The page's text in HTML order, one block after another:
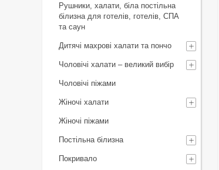
Рушники, халати, біла постільна
білизна для готелів, готелів, СПА
та саун
Дитячі махрові халати та пончо
Чоловічі халати – великий вибір
Чоловічі піжами
Жіночі халати
Жіночі піжами
Постільна білизна
Покривало